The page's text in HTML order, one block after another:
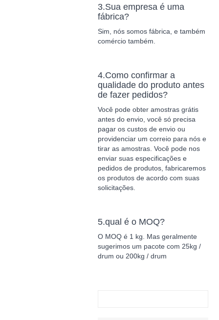
3.Sua empresa é uma
fábrica?
Sim, nós somos fábrica, e também
comércio também.
4.Como confirmar a
qualidade do produto antes
de fazer pedidos?
Você pode obter amostras grátis
antes do envio, você só precisa
pagar os custos de envio ou
providenciar um correio para nós e
tirar as amostras. Você pode nos
enviar suas especificações e
pedidos de produtos, fabricaremos
os produtos de acordo com suas
solicitações.
5.qual é o MOQ?
O MOQ é 1 kg. Mas geralmente
sugerimos um pacote com 25kg /
drum ou 200kg / drum